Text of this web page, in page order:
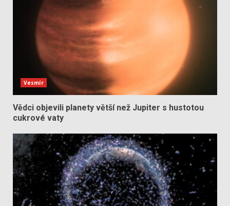
Vesmír
Vědci objevili planety větší než Jupiter s hustotou
cukrové vaty